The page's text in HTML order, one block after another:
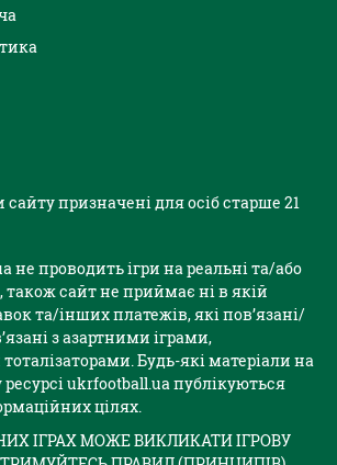
сайту призначені для осіб старше 21
не проводить ігри на реальні та/або
також сайт не приймає ні в якій
та/інших платежів, які пов’язані/
з азартними іграми,
Будь-які матеріали на
ukrfootball.ua публікуються
цілях.
ІГРАХ МОЖЕ ВИКЛИКАТИ ІГРОВУ